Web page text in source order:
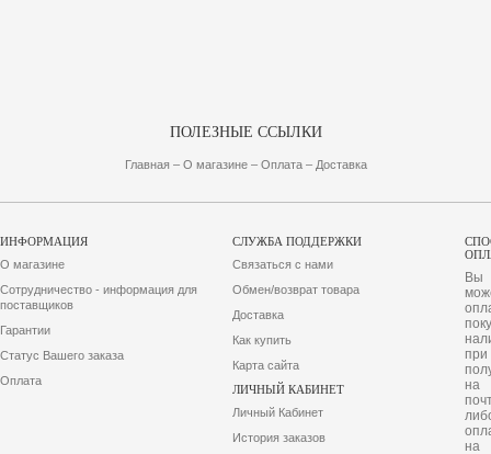
ПОЛЕЗНЫЕ ССЫЛКИ
Главная – О магазине – Оплата – Доставка
ИНФОРМАЦИЯ
О магазине
Сотрудничество - информация для
поставщиков
Гарантии
Статус Вашего заказа
Оплата
СЛУЖБА ПОДДЕРЖКИ
Связаться с нами
Обмен/возврат товара
Доставка
Как купить
Карта сайта
ЛИЧНЫЙ КАБИНЕТ
Личный Кабинет
История заказов
Вы
при
на
на